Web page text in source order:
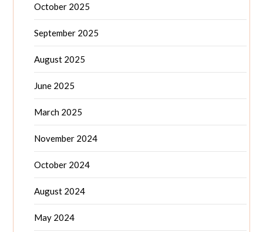
October 2025
September 2025
August 2025
June 2025
March 2025
November 2024
October 2024
August 2024
May 2024